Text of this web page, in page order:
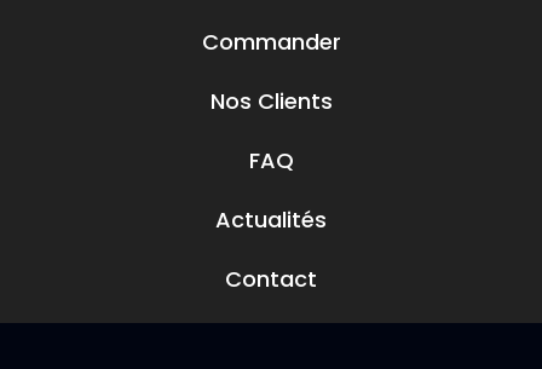
Commander
Nos Clients
FAQ
Actualités
Contact